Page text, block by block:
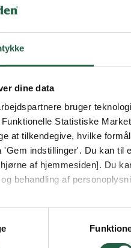
dine data
bruger
Statistiske
at tilkendegive, hvilke
'Gem indstillinger'. Du kan
af hjemmesiden]. Du
behandling af
om, hvordan Google
SE